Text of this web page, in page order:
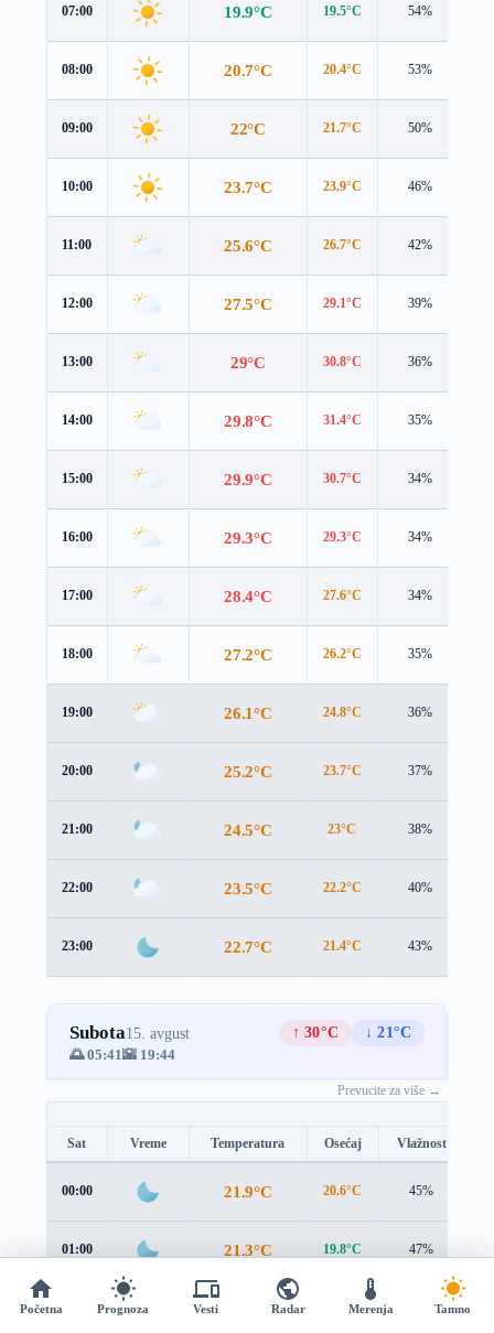
07:00 19.9°C 19.5°C 54%
08:00 20.7°C 20.4°C 53%
09:00 22°C 21.7°C 50%
10:00 23.7°C 23.9°C 46%
11:00 25.6°C 26.7°C 42%
12:00 27.5°C 29.1°C 39%
13:00 29°C 30.8°C 36%
14:00 29.8°C 31.4°C 35%
15:00 29.9°C 30.7°C 34%
16:00 29.3°C 29.3°C 34%
17:00 28.4°C 27.6°C 34%
18:00 27.2°C 26.2°C 35%
19:00 26.1°C 24.8°C 36%
20:00 25.2°C 23.7°C 37%
21:00 24.5°C 23°C 38%
22:00 23.5°C 22.2°C 40%
23:00 22.7°C 21.4°C 43%
Subota15. avgust ↑ 30°C
↓ 21°C
🌅 05:41🌇 19:44
Prevucite za više →
Sat Vreme Temperatura Osećaj Vlažnost
00:00 21.9°C 20.6°C 45%
01:00 21.3°C 19.8°C 47%
02:00 20.9°C 19.3°C
Početna Prognoza Vesti Radar Merenja Tamno